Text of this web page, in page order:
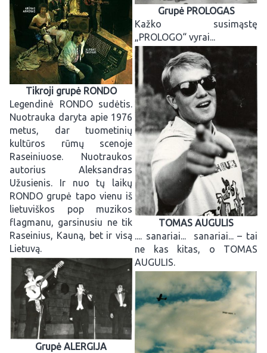
Tikroji grupė RONDO
Legendinė RONDO sudėtis.
Nuotrauka daryta apie 1976
metus, dar tuometinių
kultūros rūmų scenoje
Raseiniuose. Nuotraukos
autorius Aleksandras
Užusienis. Ir nuo tų laikų
RONDO grupė tapo vienu iš
lietuviškos pop muzikos
flagmanu, garsinusiu ne tik
Raseinius, Kauną, bet ir visą
Lietuvą.
Grupė PROLOGAS
Kažko susimąstę
„PROLOGO“ vyrai...
TOMAS AUGULIS
.... sanariai... sanariai... – tai
ne kas kitas, o TOMAS
AUGULIS.
Grupė ALERGIJA